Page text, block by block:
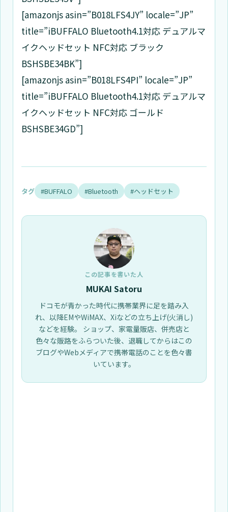
[amazonjs asin=”B018LFS4JY” locale=”JP”
title=”iBUFFALO Bluetooth4.1対応 デュアルマ
イクヘッドセット NFC対応 ブラック
BSHSBE34BK”]
[amazonjs asin=”B018LFS4PI” locale=”JP”
title=”iBUFFALO Bluetooth4.1対応 デュアルマ
イクヘッドセット NFC対応 ゴールド
BSHSBE34GD”]
タグ #BUFFALO #Bluetooth #ヘッドセット
この記事を書いた人
MUKAI Satoru
ドコモが青かった時代に携帯業界に足を踏み入
れ、以降EMやWiMAX、Xiなどの立ち上げ(火消し)
などを経験。 ショップ、家電量販店、併売店と
色々な販路をふらついた後、退職してからはこの
ブログやWebメディアで携帯電話のことを色々書
いています。